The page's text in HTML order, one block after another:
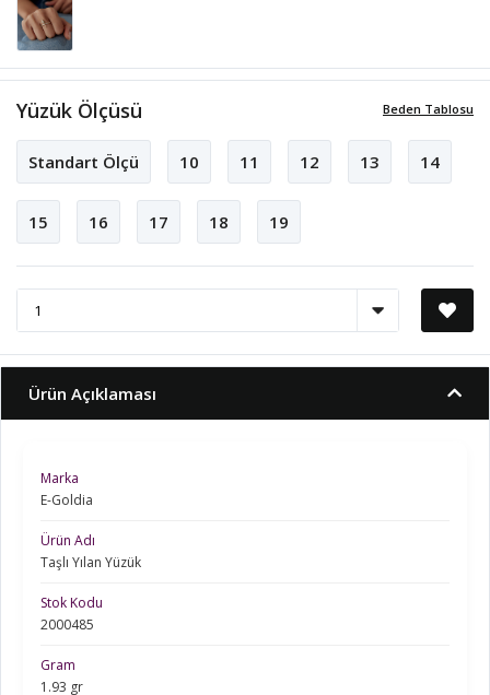
Beden Tablosu
Yüzük Ölçüsü
Standart Ölçü 10 11 12 13 14
15 16 17 18 19
Ürün Açıklaması
Marka
E-Goldia
Ürün Adı
Taşlı Yılan Yüzük
Stok Kodu
2000485
Gram
1.93 gr